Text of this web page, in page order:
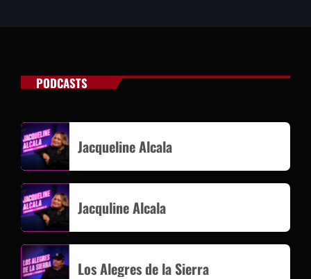
PODCASTS
Jacqueline Alcala
Jacquline Alcala
Los Alegres de la Sierra